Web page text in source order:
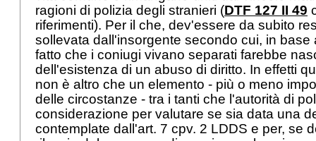
ragioni di polizia degli stranieri (DTF 127 II 49
riferimenti). Per il che, dev'essere da subito
sollevata dall'insorgente secondo cui, in base
fatto che i coniugi vivano separati farebbe
dell'esistenza di un abuso di diritto. In effetti
non è altro che un elemento - più o meno
delle circostanze - tra i tanti che l'autorità di
considerazione per valutare se sia data una
contemplate dall'art. 7 cpv. 2 LDDS e per, se